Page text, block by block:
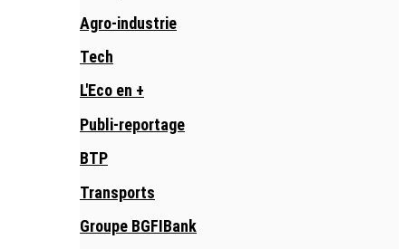
Agro-industrie
Tech
L'Eco en +
Publi-reportage
BTP
Transports
Groupe BGFIBank